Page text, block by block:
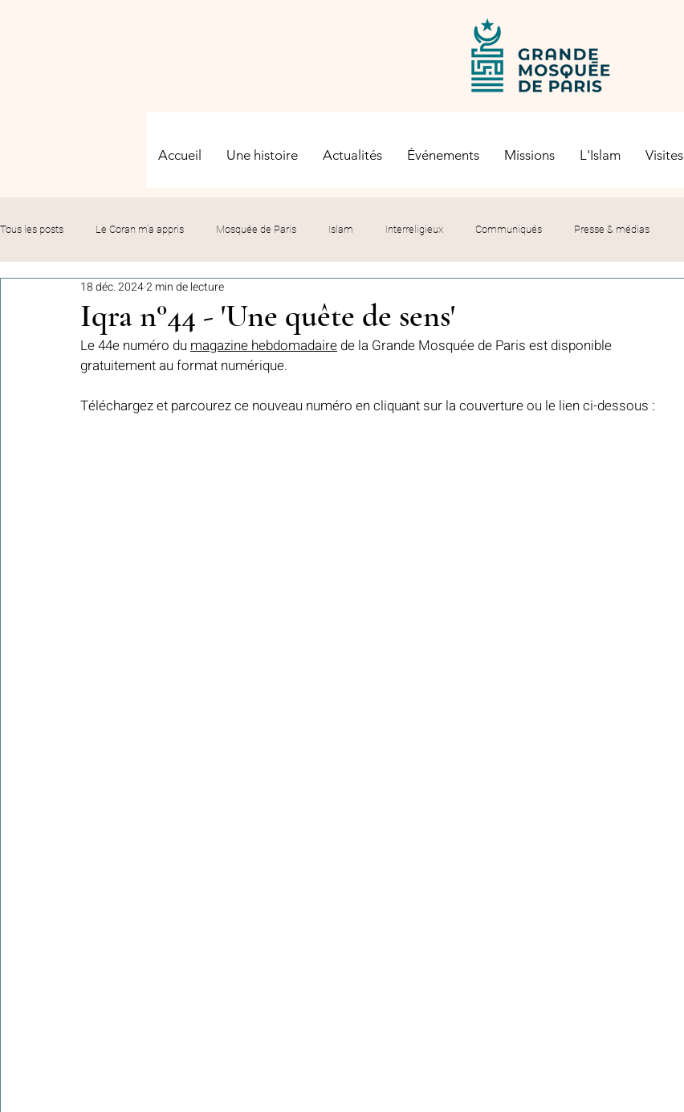
Accueil Une histoire Actualités Événements Missions L'Islam Visites
Tous les posts Le Coran m’a appris Mosquée de Paris Islam Interreligieux Communiqués Presse & médias
Evénements Solidarité Formation
commémorations Hommage Fédération GMP
Iqra n°44 - 'Une quête de sens'
18 déc. 20242 min de lecture
Le 44e numéro du magazine hebdomadaire de la Grande Mosquée de Paris est disponible
gratuitement au format numérique.
Téléchargez et parcourez ce nouveau numéro en cliquant sur la couverture ou le lien ci-dessous :